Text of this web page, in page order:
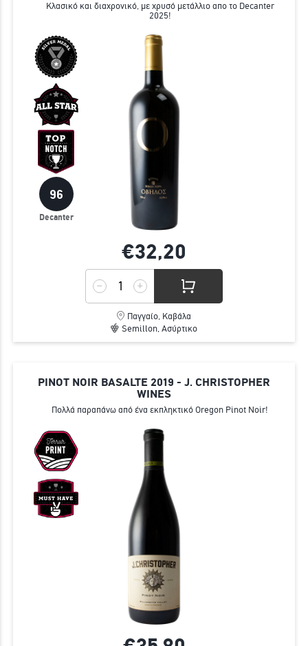
Kλασικό και διαχρονικό, με χρυσό μετάλλιο απο το Decanter
2025!
96
Decanter
€32,20
Παγγαίο, Καβάλα
Semillon, Ασύρτικο
PINOT NOIR BASALTE 2019 - J. CHRISTOPHER
WINES
Πολλά παραπάνω από ένα εκπληκτικό Oregon Pinot Noir!